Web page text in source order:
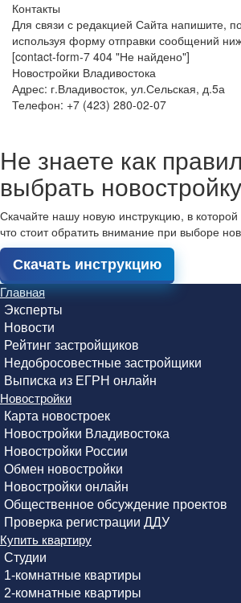
Контакты
Для связи с редакцией Сайта напишите,
используя форму отправки сообщений
[contact-form-7 404 "Не найдено"]
Новостройки Владивостока
Адрес: г.Владивосток, ул.Сельская, д.5а
Телефон: +7 (423) 280-02-07
Не знаете как
выбрать
Скачайте нашу новую инструкцию, в
что стоит обратить внимание при выборе
Скачать инструкцию
Главная
Эксперты
Новости
Рейтинг застройщиков
Недобросовестные застройщики
Выписка из ЕГРН онлайн
Новостройки
Карта новостроек
Новостройки Владивостока
Новостройки России
Обмен новостройки
Новостройки онлайн
Общественное обсуждение проектов
Проверка регистрации ДДУ
Купить квартиру
Студии
1-комнатные квартиры
2-комнатные квартиры